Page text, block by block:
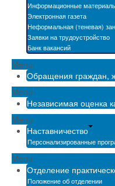
Информационные
Электронная газета
Неформальная (теневая)
Заявки на трудоустройство
Банк вакансий
Menu
Обращения граждан,
Menu
Независимая оценка
Menu
Наставничество
Персонализированные
Menu
Отделение
Положение об отделении